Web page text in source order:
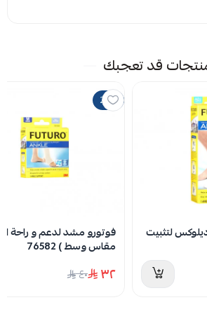
و افلت الملف هنا
توجد تقييمات حاليا
قد تعجبك
لتثبيت
20%
فوتورو مشد لدعم و راحة
مقاس وسط ) 76582
٣٢ ٤٠